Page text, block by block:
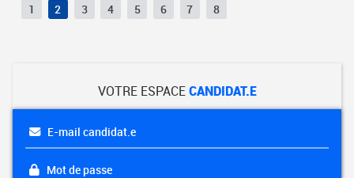
1 2 3 4 5 6 7 8
VOTRE ESPACECANDIDAT.E
E-mail candidat.e
Mot de passe